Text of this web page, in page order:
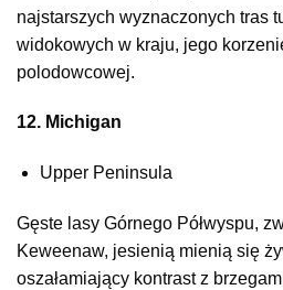
najstarszych wyznaczonych tras
widokowych w kraju, jego
polodowcowej.
12. Michigan
Upper Peninsula
Gęste lasy Górnego Półwyspu,
Keweenaw, jesienią mienią się
oszałamiający kontrast z